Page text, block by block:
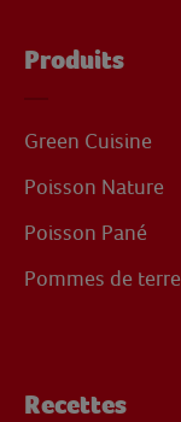
Produits
Green Cuisine
Poisson Nature
Poisson Pané
Pommes de terre
Recettes